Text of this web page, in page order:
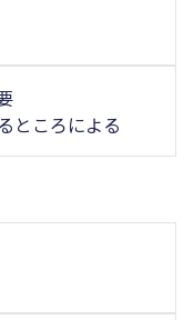
ところによる